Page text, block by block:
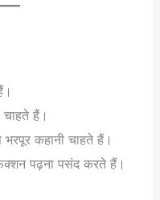
चाहते हैं।
कहानी चाहते हैं।
पढ़ना पसंद करते हैं।